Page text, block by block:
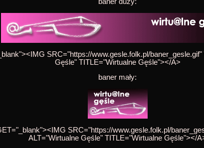
baner duży:
SRC="https://www.gesle.folk.pl/
Gęśle" TITLE="Wirtualne Gęśle"></A>
baner mały:
SRC="https://www.gesle.folk.pl/
ALT="Wirtualne Gęśle" TITLE="Wirtualne Gęśle"></